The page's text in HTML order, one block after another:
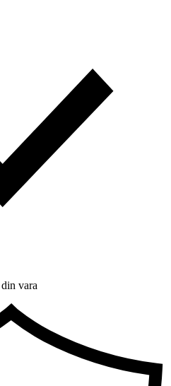
vara